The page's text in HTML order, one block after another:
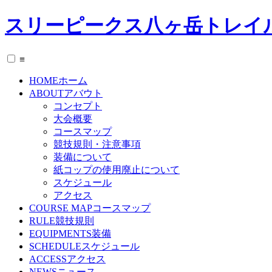
スリーピークス八ヶ岳トレイ
≡
HOMEホーム
ABOUTアバウト
コンセプト
大会概要
コースマップ
競技規則・注意事項
装備について
紙コップの使用廃止について
スケジュール
アクセス
COURSE MAPコースマップ
RULE競技規則
EQUIPMENTS装備
SCHEDULEスケジュール
ACCESSアクセス